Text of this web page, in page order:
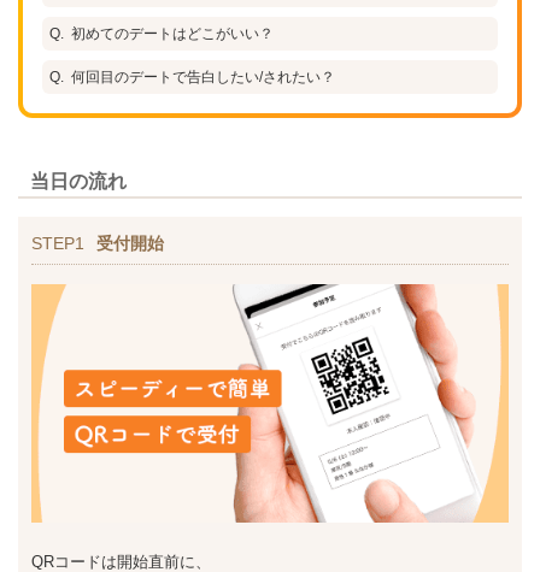
初めてのデートはどこがいい？
何回目のデートで告白したい/されたい？
当日の流れ
STEP1 受付開始
QRコードは開始直前に、